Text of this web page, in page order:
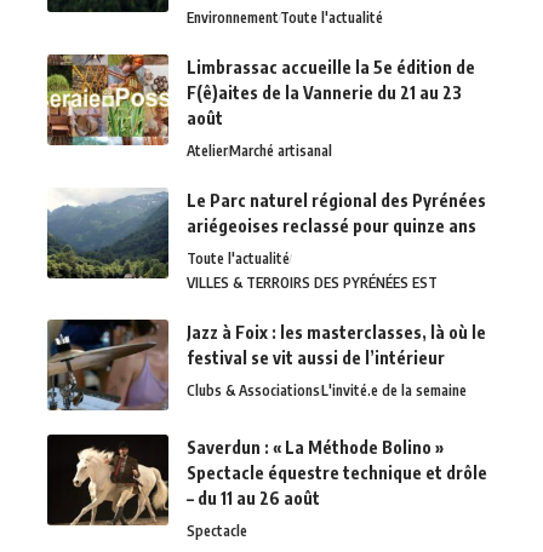
EnvironnementToute l'actualité
Limbrassac accueille la 5e édition de
F(ê)aites de la Vannerie du 21 au 23
août
AtelierMarché artisanal
Le Parc naturel régional des Pyrénées
ariégeoises reclassé pour quinze ans
Toute l'actualité
VILLES & TERROIRS DES PYRÉNÉES EST
Jazz à Foix : les masterclasses, là où le
festival se vit aussi de l’intérieur
Clubs & AssociationsL'invité.e de la semaine
Saverdun : « La Méthode Bolino »
Spectacle équestre technique et drôle
– du 11 au 26 août
Spectacle